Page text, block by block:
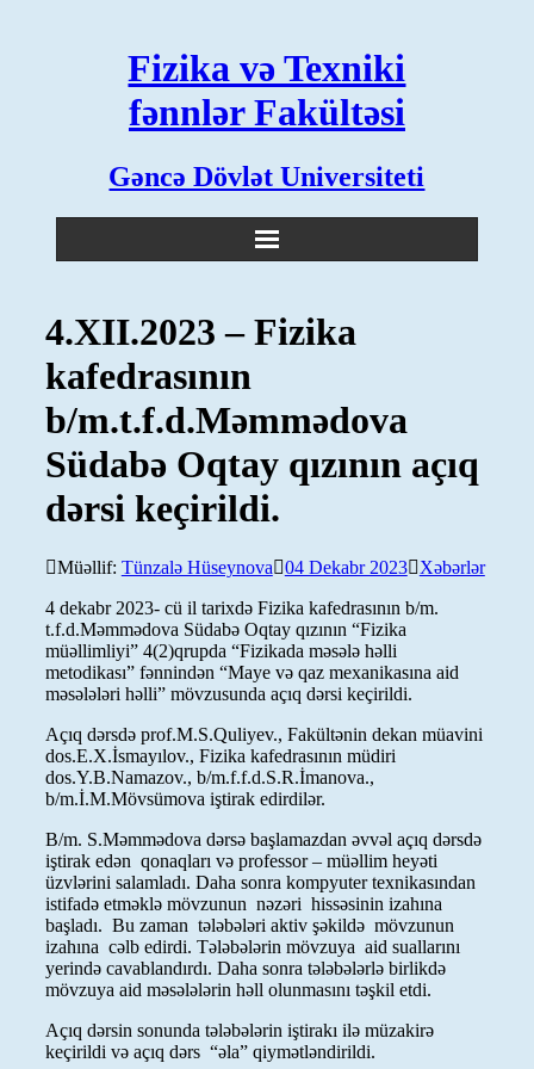
Fizika və Texniki
fənnlər Fakültəsi
Gəncə Dövlət Universiteti
4.XII.2023 – Fizika
kafedrasının
b/m.t.f.d.Məmmədova
Südabə Oqtay qızının açıq
dərsi keçirildi.
Müəllif: Tünzalə Hüseynova 04 Dekabr 2023
Xəbərlər
4 dekabr 2023- cü il tarixdə Fizika kafedrasının b/m.
t.f.d.Məmmədova Südabə Oqtay qızının “Fizika
müəllimliyi” 4(2)qrupda “Fizikada məsələ həlli
metodikası” fənnindən “Maye və qaz mexanikasına aid
məsələləri həlli” mövzusunda açıq dərsi keçirildi.
Açıq dərsdə prof.M.S.Quliyev., Fakültənin dekan müavini
dos.E.X.İsmayılov., Fizika kafedrasının müdiri
dos.Y.B.Namazov., b/m.f.f.d.S.R.İmanova.,
b/m.İ.M.Mövsümova iştirak edirdilər.
B/m. S.Məmmədova dərsə başlamazdan əvvəl açıq dərsdə
iştirak edən qonaqları və professor – müəllim heyəti
üzvlərini salamladı. Daha sonra kompyuter texnikasından
istifadə etməklə mövzunun nəzəri hissəsinin izahına
başladı. Bu zaman tələbələri aktiv şəkildə mövzunun
izahına cəlb edirdi. Tələbələrin mövzuya aid suallarını
yerində cavablandırdı. Daha sonra tələbələrlə birlikdə
mövzuya aid məsələlərin həll olunmasını təşkil etdi.
Açıq dərsin sonunda tələbələrin iştirakı ilə müzakirə
keçirildi və açıq dərs “əla” qiymətləndirildi.